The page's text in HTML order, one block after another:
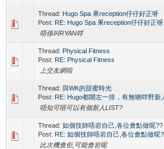
Thread: Hugo Spa 果reception仔仔好正呀
Post: RE: Hugo Spa 果reception仔仔好正呀
唔係叫RYAN咩
Thread: Physical Fitness
Post: RE: Physical Fitness
上交友網啦
Thread: 與WK的甜蜜時光
Post: RE: Hugo都開左一排，有無啲咩野新
唔知可唔可以有個新人LIST?
Thread: 如個技師唔岩自己,各位會點做呢??
Post: RE: 如個技師唔岩自己,各位會點做呢
比次機會佢,可能會岩呢